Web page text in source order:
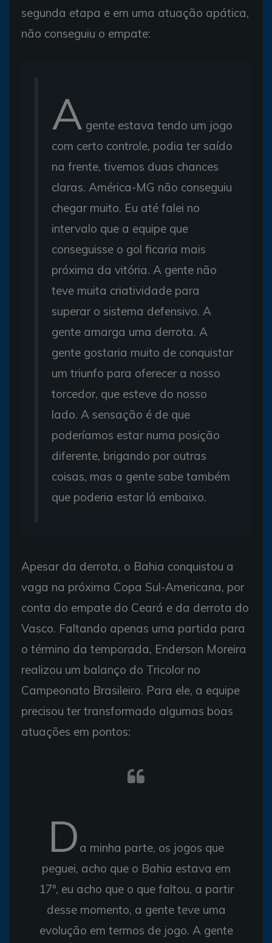
segunda etapa e em uma atuação apática,
não conseguiu o empate:
A gente estava tendo um jogo
com certo controle, podia ter saído
na frente, tivemos duas chances
claras. América-MG não conseguiu
chegar muito. Eu até falei no
intervalo que a equipe que
conseguisse o gol ficaria mais
próxima da vitória. A gente não
teve muita criatividade para
superar o sistema defensivo. A
gente amarga uma derrota. A
gente gostaria muito de conquistar
um triunfo para oferecer a nosso
torcedor, que esteve do nosso
lado. A sensação é de que
poderíamos estar numa posição
diferente, brigando por outras
coisas, mas a gente sabe também
que poderia estar lá embaixo.
Apesar da derrota, o Bahia conquistou a
vaga na próxima Copa Sul-Americana, por
conta do empate do Ceará e da derrota do
Vasco. Faltando apenas uma partida para
o término da temporada, Enderson Moreira
realizou um balanço do Tricolor no
Campeonato Brasileiro. Para ele, a equipe
precisou ter transformado algumas boas
atuações em pontos:
D a minha parte, os jogos que
peguei, acho que o Bahia estava em
17º, eu acho que o que faltou, a partir
desse momento, a gente teve uma
evolução em termos de jogo. A gente